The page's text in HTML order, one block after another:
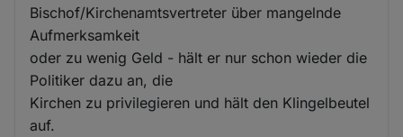
Bischof/Kirchenamtsvertreter über mangelnde
Aufmerksamkeit
oder zu wenig Geld - hält er nur schon wieder die
Politiker dazu an, die
Kirchen zu privilegieren und hält den Klingelbeutel
auf.